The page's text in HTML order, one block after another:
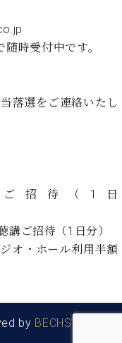
随時受付中です。
選をご連絡いたし
招待（1日
ご招待（1日分）
オ・ホール利用半額
by BECHSTEIN